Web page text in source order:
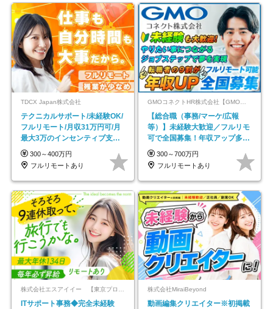
TDCX Japan株式会社
テクニカルサポート/未経験OK/
フルリモート/月収31万円可/月
最大3万のインセンティブ支給/
平均年齢33歳
300～400万円
フルリモートあり
GMOコネクトHR株式会社【GMOインターネットグループ】
【総合職（事務/マーケ/広報
等）】未経験大歓迎／フルリモ
可で全国募集！年収アップ多数
★年休最大130日★
300～700万円
フルリモートあり
株式会社エスアイイー 【東京プロマーケット上場】
ITサポート事務◆完全未経験
株式会社MiraiBeyond
動画編集クリエイター※初掲載